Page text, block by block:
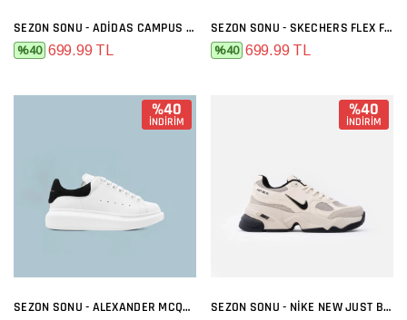
SEZON SONU - ADIDAS CAMPUS SIYAH BEYAZ
%40 699.99 TL
SEZON SONU - SKECHERS FLEX FULL SIYAH
%40 699.99 TL
%40
İNDİRİM
SEZON SONU - ALEXANDER MCQUEEN BEYAZ SIYAH
%40
İNDİRİM
SEZON SONU - NIKE NEW JUST BEJ